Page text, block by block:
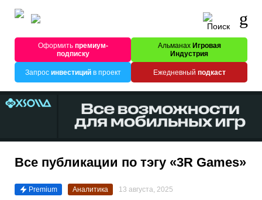
Оформитьпремиум-
подписку
Альманах Игровая
Индустрия
Запрос инвестицийв проект Ежедневный подкаст
Все публикации по тэгу «3R Games»
Premium Аналитика 13 августа, 2025